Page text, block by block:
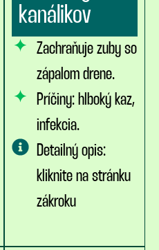
kanálikov
Zachraňuje zuby so
zápalom drene.
Príčiny: hlboký kaz,
infekcia.
Detailný opis:
kliknite na stránku
zákroku